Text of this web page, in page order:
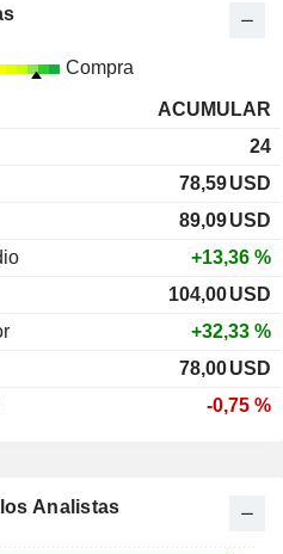
Compra
ACUMULAR
24
78,59USD
89,09USD
+13,36 %
104,00USD
+32,33 %
78,00USD
-0,75 %
Analistas